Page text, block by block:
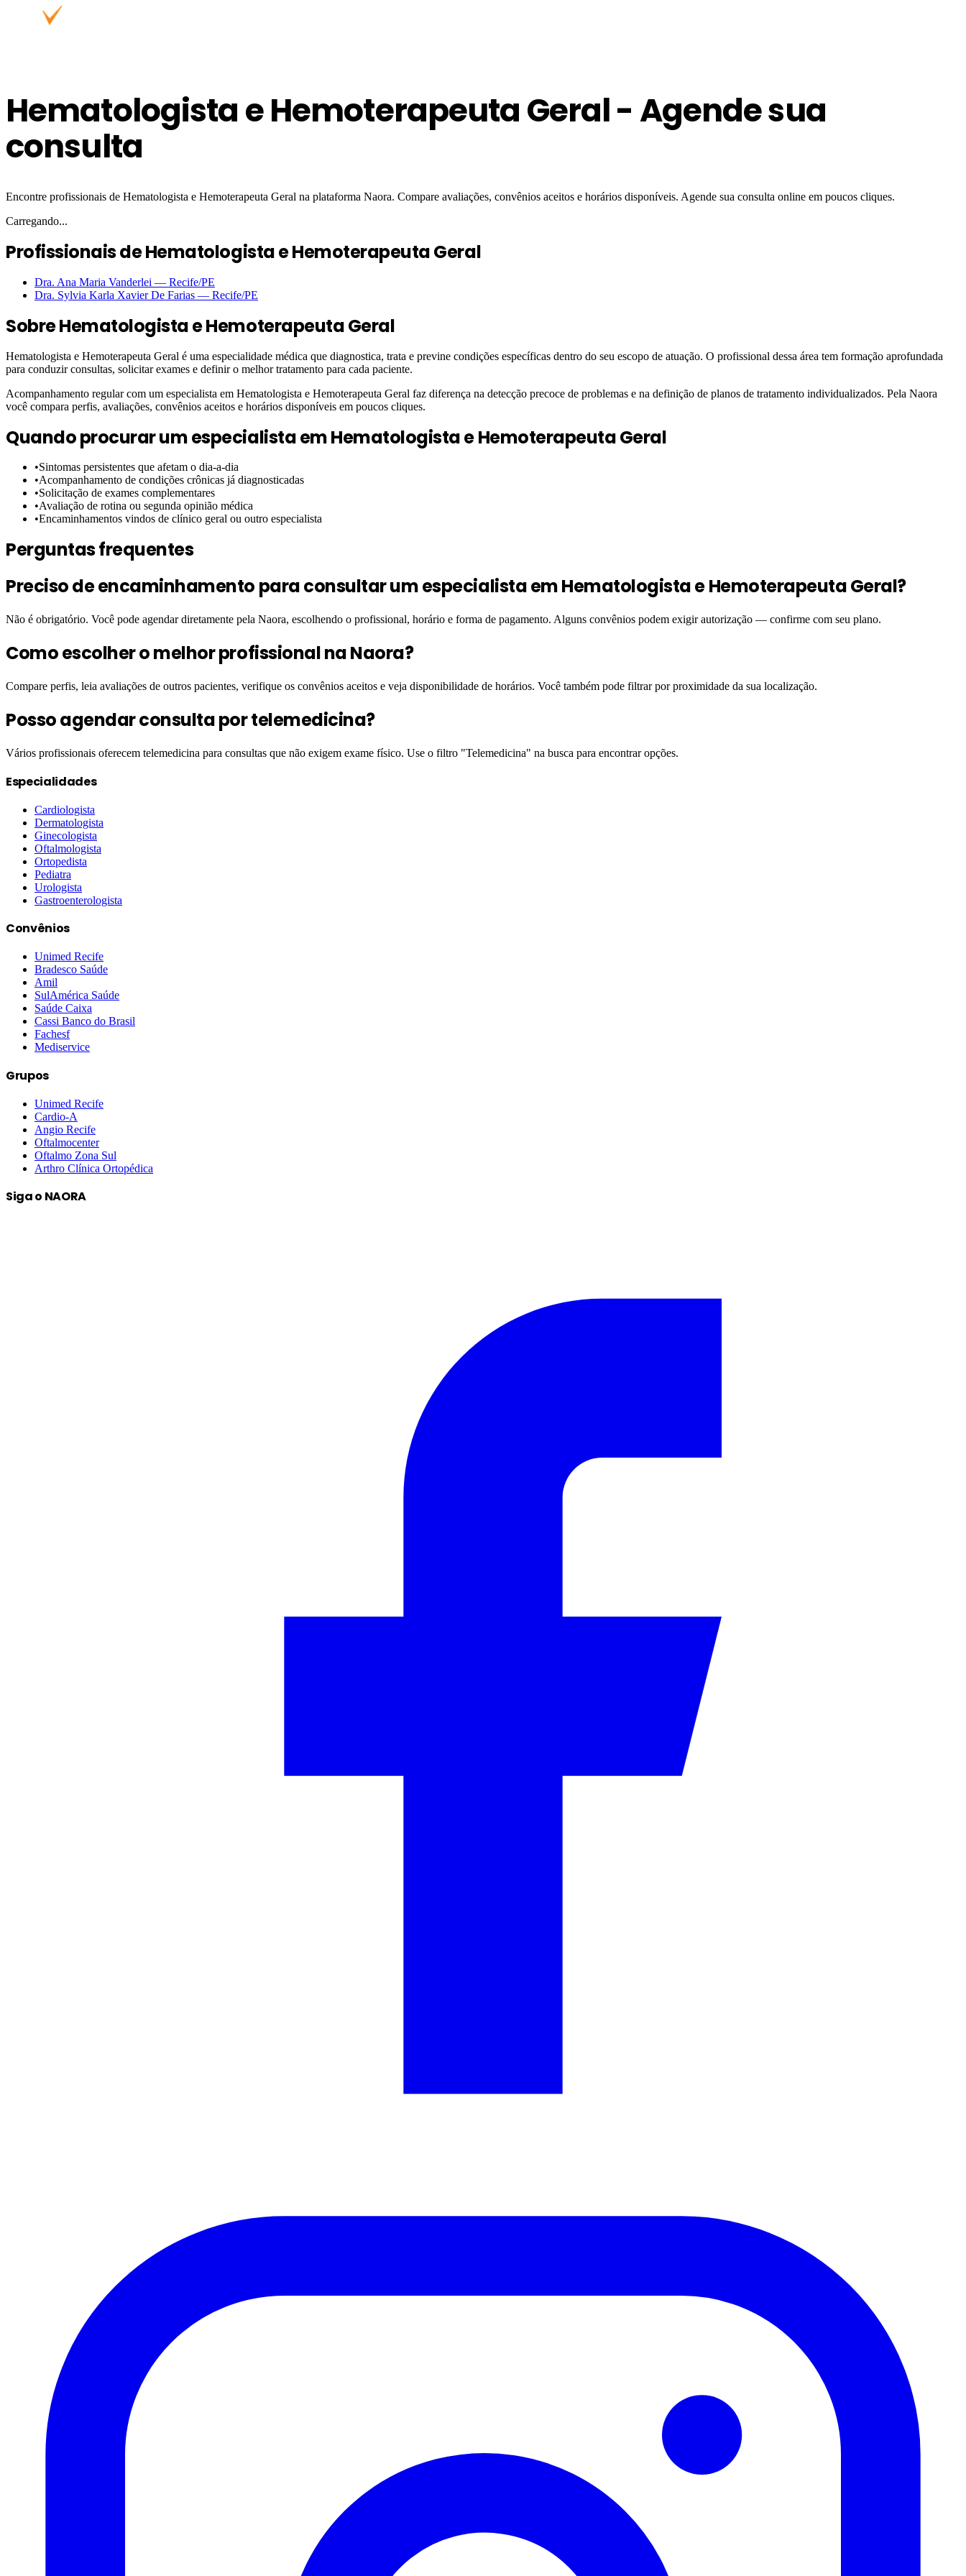
Hematologista e Hemoterapeuta Geral - Agende sua
consulta
Encontre profissionais de Hematologista e Hemoterapeuta Geral na plataforma Naora. Compare avaliações, convênios aceitos e horários disponíveis. Agende sua consulta online em poucos cliques.
Carregando...
Profissionais de Hematologista e Hemoterapeuta Geral
Dra. Ana Maria Vanderlei — Recife/PE
Dra. Sylvia Karla Xavier De Farias — Recife/PE
SobreHematologista e Hemoterapeuta Geral
Hematologista e Hemoterapeuta Geral é uma especialidade médica que diagnostica, trata e previne condições específicas dentro do seu escopo de atuação. O profissional dessa área tem formação aprofundada
para conduzir consultas, solicitar exames e definir o melhor tratamento para cada paciente.
Acompanhamento regular com um especialista em Hematologista e Hemoterapeuta Geral faz diferença na detecção precoce de problemas e na definição de planos de tratamento individualizados. Pela Naora
você compara perfis, avaliações, convênios aceitos e horários disponíveis em poucos cliques.
Quando procurar um especialista emHematologista e Hemoterapeuta Geral
•Sintomas persistentes que afetam o dia-a-dia
•Acompanhamento de condições crônicas já diagnosticadas
•Solicitação de exames complementares
•Avaliação de rotina ou segunda opinião médica
•Encaminhamentos vindos de clínico geral ou outro especialista
Perguntas frequentes
Preciso de encaminhamento para consultar um especialista em Hematologista e Hemoterapeuta Geral?
Não é obrigatório. Você pode agendar diretamente pela Naora, escolhendo o profissional, horário e forma de pagamento. Alguns convênios podem exigir autorização — confirme com seu plano.
Como escolher o melhor profissional na Naora?
Compare perfis, leia avaliações de outros pacientes, verifique os convênios aceitos e veja disponibilidade de horários. Você também pode filtrar por proximidade da sua localização.
Posso agendar consulta por telemedicina?
Vários profissionais oferecem telemedicina para consultas que não exigem exame físico. Use o filtro "Telemedicina" na busca para encontrar opções.
Especialidades
Cardiologista
Dermatologista
Ginecologista
Oftalmologista
Ortopedista
Pediatra
Urologista
Gastroenterologista
Convênios
Unimed Recife
Bradesco Saúde
Amil
SulAmérica Saúde
Saúde Caixa
Cassi Banco do Brasil
Fachesf
Mediservice
Grupos
Unimed Recife
Cardio-A
Angio Recife
Oftalmocenter
Oftalmo Zona Sul
Arthro Clínica Ortopédica
Siga o NAORA